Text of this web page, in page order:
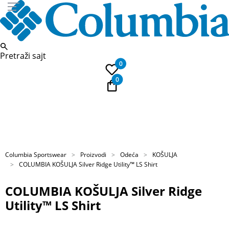
Pretraži sajt
0
0
Columbia Sportswear Proizvodi Odeća
KOŠULJA
COLUMBIA KOŠULJA Silver Ridge Utility™ LS Shirt
COLUMBIA KOŠULJA Silver Ridge
Utility™ LS Shirt